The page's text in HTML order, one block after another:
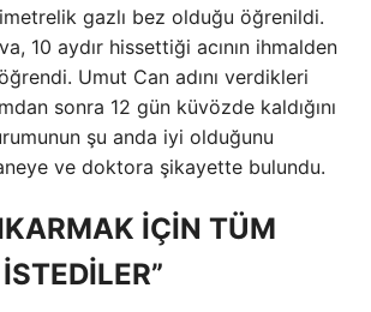
gazlı bez olduğu öğrenildi.
10 aydır hissettiği acının ihmalden
Umut Can adını verdikleri
sonra 12 gün küvözde kaldığını
şu anda iyi olduğunu
ve doktora şikayette bulundu.
İÇİN TÜM